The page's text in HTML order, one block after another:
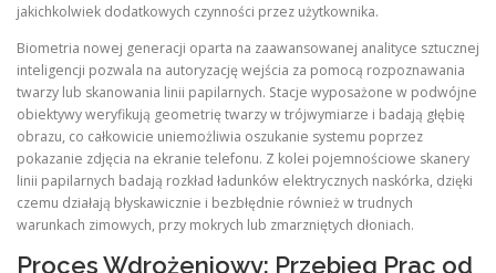
jakichkolwiek dodatkowych czynności przez użytkownika.
Biometria nowej generacji oparta na zaawansowanej analityce sztucznej
inteligencji pozwala na autoryzację wejścia za pomocą rozpoznawania
twarzy lub skanowania linii papilarnych. Stacje wyposażone w podwójne
obiektywy weryfikują geometrię twarzy w trójwymiarze i badają głębię
obrazu, co całkowicie uniemożliwia oszukanie systemu poprzez
pokazanie zdjęcia na ekranie telefonu. Z kolei pojemnościowe skanery
linii papilarnych badają rozkład ładunków elektrycznych naskórka, dzięki
czemu działają błyskawicznie i bezbłędnie również w trudnych
warunkach zimowych, przy mokrych lub zmarzniętych dłoniach.
Proces Wdrożeniowy: Przebieg Prac od